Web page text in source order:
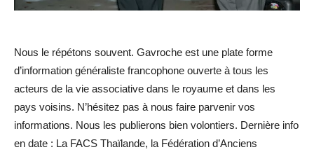
Nous le répétons souvent. Gavroche est une plate forme
d’information généraliste francophone ouverte à tous les
acteurs de la vie associative dans le royaume et dans les
pays voisins. N’hésitez pas à nous faire parvenir vos
informations. Nous les publierons bien volontiers. Dernière info
en date : La FACS Thaïlande, la Fédération d’Anciens